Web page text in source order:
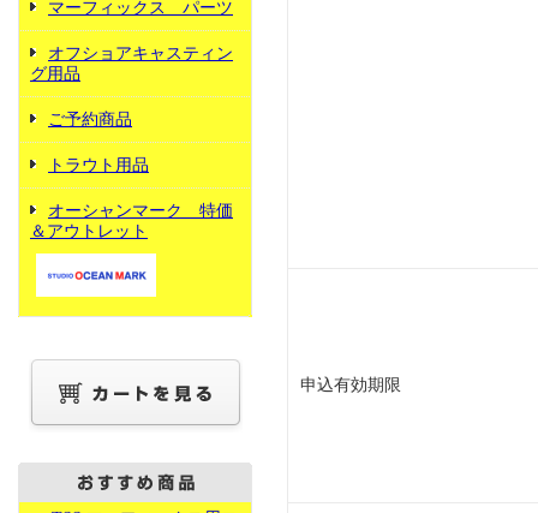
マーフィックス パーツ
オフショアキャスティン
グ用品
ご予約商品
トラウト用品
オーシャンマーク 特価
＆アウトレット
申込有効期限